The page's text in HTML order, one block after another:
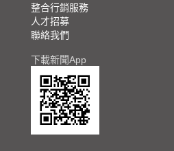
整合行銷服務
人才招募
聯絡我們
下載新聞App